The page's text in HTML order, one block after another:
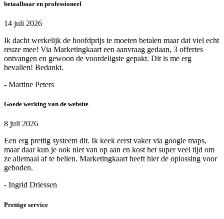
betaalbaar en professioneel
14 juli 2026
Ik dacht werkelijk de hoofdprijs te moeten betalen maar dat viel echt
reuze mee! Via Marketingkaart een aanvraag gedaan, 3 offertes
ontvangen en gewoon de voordeligste gepakt. Dit is me erg
bevallen! Bedankt.
- Martine Peters
Goede werking van de website
8 juli 2026
Een erg prettig systeem dit. Ik keek eerst vaker via google maps,
maar daar kun je ook niet van op aan en kost het super veel tijd om
ze allemaal af te bellen. Marketingkaart heeft hier de oplossing voor
geboden.
- Ingrid Driessen
Prettige service